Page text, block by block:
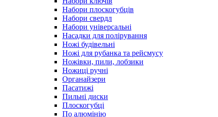
Набори плоскогубців
Набори свердл
Набори універсальні
Насадки для полірування
Ножі будівельні
Ножі для рубанка та рейсмусу
Ножівки, пили, лобзики
Ножиці ручні
Органайзери
Пасатижі
Пильні диски
Плоскогубці
По алюмінію